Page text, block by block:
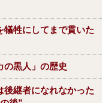
犠牲にしてまで貫いた
の黒人」の歴史
後継者になれなかった